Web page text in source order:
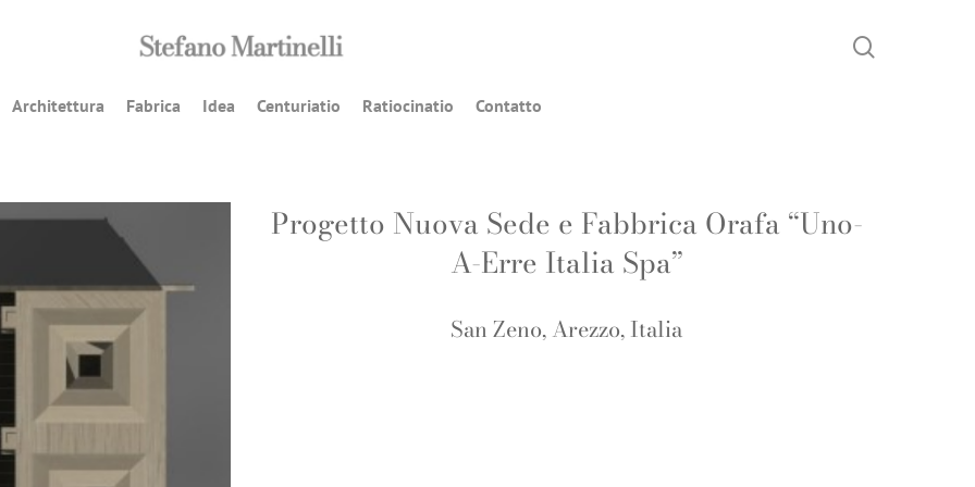
Architettura Fabrica Idea Centuriatio Ratiocinatio Contatto
Progetto Nuova Sede e Fabbrica Orafa “Uno-
A-Erre Italia Spa”
San Zeno, Arezzo, Italia